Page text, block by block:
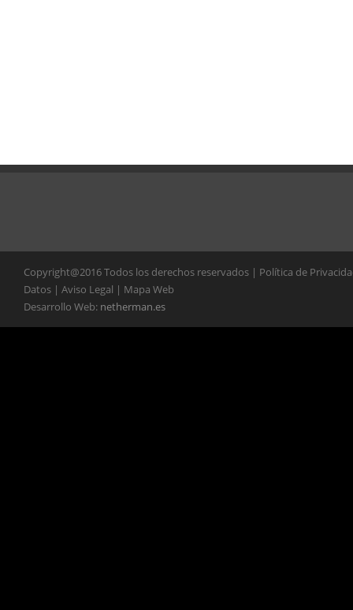
Copyright@2016 Todos los derechos reservados | Política de
Datos | Aviso Legal | Mapa Web
Desarrollo Web: netherman.es